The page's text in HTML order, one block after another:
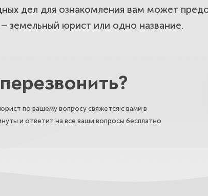
дел для ознакомления вам может
земельный юрист или одно название.
по вашему вопросу свяжется с вами в
и ответит на все ваши вопросы бесплатно